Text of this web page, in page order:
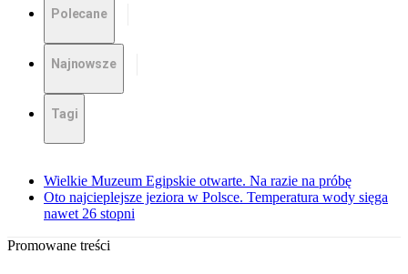
Polecane
Najnowsze
Tagi
Wielkie Muzeum Egipskie otwarte. Na razie na próbę
Oto najcieplejsze jeziora w Polsce. Temperatura wody sięga
nawet 26 stopni
Promowane treści